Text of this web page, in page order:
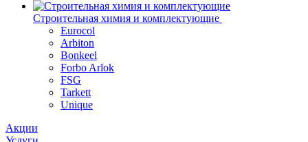
Строительная химия и комплектующие
Eurocol
Arbiton
Bonkeel
Forbo Arlok
FSG
Tarkett
Unique
Акции